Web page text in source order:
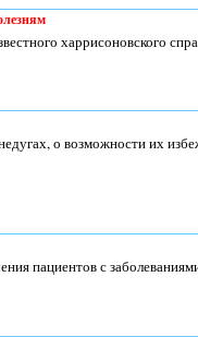
харрисоновского
о возможности их
пациентов с